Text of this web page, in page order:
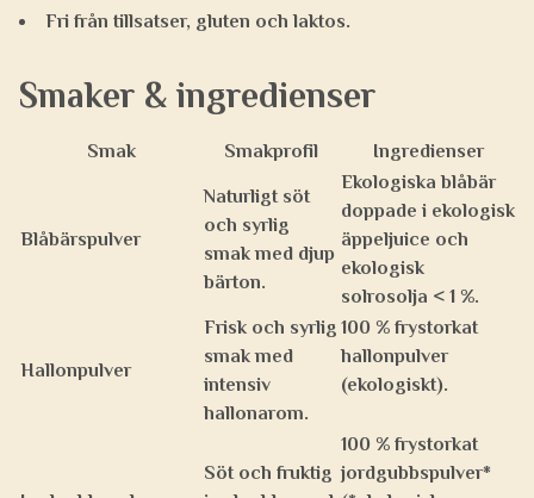
Fri från tillsatser, gluten och laktos.
Smaker & ingredienser
Smak Smakprofil Ingredienser
Blåbärspulver
Naturligt söt
och syrlig
smak med djup
bärton.
Ekologiska blåbär
doppade i ekologisk
äppeljuice och
ekologisk
solrosolja < 1 %.
Hallonpulver
Frisk och syrlig
smak med
intensiv
hallonarom.
100 % frystorkat
hallonpulver
(ekologiskt).
Söt och fruktig
100 % frystorkat
jordgubbspulver*